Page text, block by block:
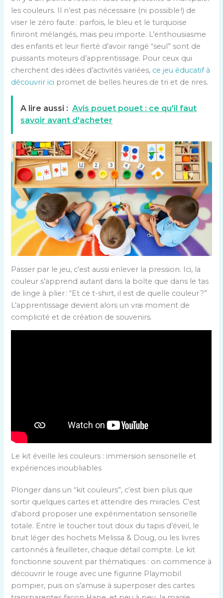
les couleurs. Il n’est pas nécessaire (ni possible !) de
viser le zéro faute : parfois, le bleu et le turquoise
finiront mélangés, mais peu importe. L’enthousiasme
des enfants et leur fierté d’avoir rangé “seul” sont de
puissants moteurs d’apprentissage. Pour ceux qui
cherchent des idées d’activités variées, ce jeu éducatif à
découvrir ici promet de belles heures de tri et de rires.
A lire aussi : Avis pouet pouet : ce qu'il faut
savoir avant d'acheter
Passer par le jeu, c’est aussi enlever la pression. Ici, la
couleur s’apprend autant dans la boîte que dans le tas
de linge à plier : “Et ce t-shirt, il est de quelle couleur ?”
L’apprentissage devient alors un vrai moment de
complicité et de création de souvenirs.
Le kit éveille les couleurs : immersion sensorielle et
expériences inoubliables
Plonger dans un “kit couleurs”, c’est bien plus que
sortir quelques cartes et attendre des miracles. C’est
d’abord proposer une expérimentation sensorielle
totale. Entre le toucher tout doux du tapis d’éveil, le
bruit léger des hochets Melissa & Doug, ou les livres
cartonnés à feuilleter, chaque détail compte. Le kit
fonctionne souvent par thématiques : on commence à
découvrir le rouge avec une figurine Playmobil
pompier, puis on s’amuse à superposer des cartes